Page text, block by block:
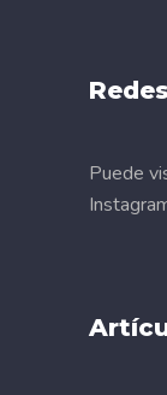
Puede